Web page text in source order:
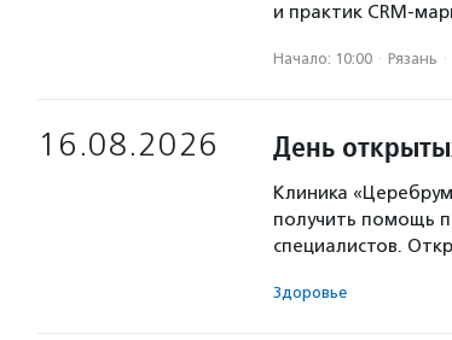
и практик CRM-
Начало: 10:00 · Рязань ·
16.08.2026 День
Клиника
получить помощь
специалистов.
Здоровье